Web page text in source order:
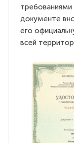
документе
его
всей